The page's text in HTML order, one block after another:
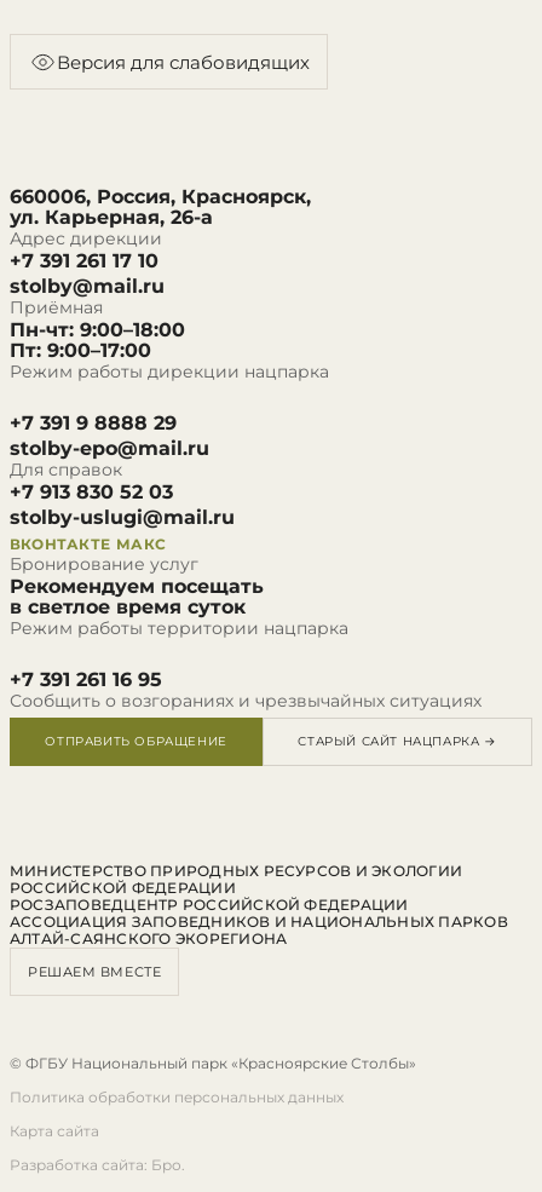
Версия для слабовидящих
660006, Россия, Красноярск,
ул. Карьерная, 26-а
Адрес дирекции
+7 391 261 17 10
stolby@mail.ru
Приёмная
Пн-чт: 9:00–18:00
Пт: 9:00–17:00
Режим работы дирекции нацпарка
+7 391 9 8888 29
stolby-epo@mail.ru
Для справок
+7 913 830 52 03
stolby-uslugi@mail.ru
ВКОНТАКТЕ МАКС
Бронирование услуг
Рекомендуем посещать
в светлое время суток
Режим работы территории нацпарка
+7 391 261 16 95
Сообщить о возгораниях и чрезвычайных ситуациях
ОТПРАВИТЬ ОБРАЩЕНИЕ СТАРЫЙ САЙТ НАЦПАРКА →
МИНИСТЕРСТВО ПРИРОДНЫХ РЕСУРСОВ И ЭКОЛОГИИ
РОССИЙСКОЙ ФЕДЕРАЦИИ
РОСЗАПОВЕДЦЕНТР РОССИЙСКОЙ ФЕДЕРАЦИИ
АССОЦИАЦИЯ ЗАПОВЕДНИКОВ И НАЦИОНАЛЬНЫХ ПАРКОВ
АЛТАЙ-САЯНСКОГО ЭКОРЕГИОНА
РЕШАЕМ ВМЕСТЕ
© ФГБУ Национальный парк «Красноярские Столбы»
Политика обработки персональных данных
Карта сайта
Разработка сайта: Бро.